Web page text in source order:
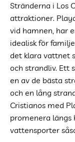
Stränderna i Los
attraktioner.
vid hamnen, har
idealisk för
det klara vattnet
och strandliv. Ett
en av de bästa
och en lång
Cristianos med
promenera längs
vattensporter